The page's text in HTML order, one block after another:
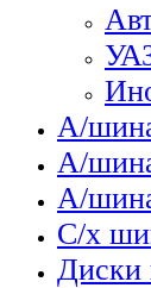
А/
А/
А/
С/х
Диски